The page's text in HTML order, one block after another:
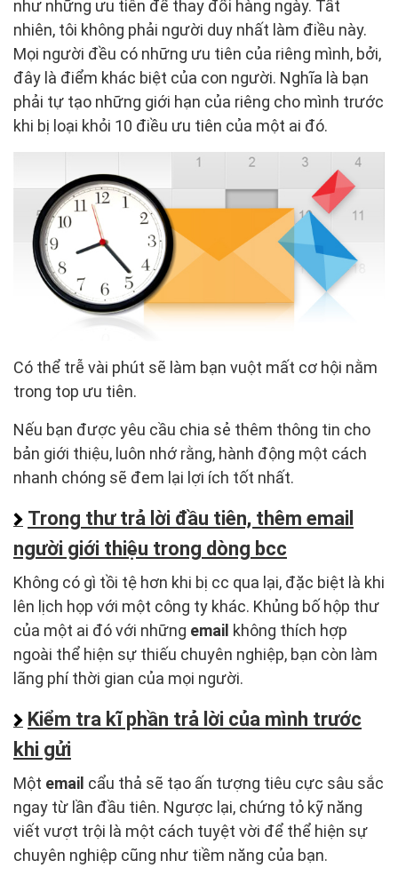
như những ưu tiên để thay đổi hàng ngày. Tất
nhiên, tôi không phải người duy nhất làm điều này.
Mọi người đều có những ưu tiên của riêng mình, bởi,
đây là điểm khác biệt của con người. Nghĩa là bạn
phải tự tạo những giới hạn của riêng cho mình trước
khi bị loại khỏi 10 điều ưu tiên của một ai đó.
Có thể trễ vài phút sẽ làm bạn vuột mất cơ hội nằm
trong top ưu tiên.
Nếu bạn được yêu cầu chia sẻ thêm thông tin cho
bản giới thiệu, luôn nhớ rằng, hành động một cách
nhanh chóng sẽ đem lại lợi ích tốt nhất.
Trong thư trả lời đầu tiên, thêm email
người giới thiệu trong dòng bcc
Không có gì tồi tệ hơn khi bị cc qua lại, đặc biệt là khi
lên lịch họp với một công ty khác. Khủng bố hộp thư
của một ai đó với những email không thích hợp
ngoài thể hiện sự thiếu chuyên nghiệp, bạn còn làm
lãng phí thời gian của mọi người.
Kiểm tra kĩ phần trả lời của mình trước
khi gửi
Một email cẩu thả sẽ tạo ấn tượng tiêu cực sâu sắc
ngay từ lần đầu tiên. Ngược lại, chứng tỏ kỹ năng
viết vượt trội là một cách tuyệt vời để thể hiện sự
chuyên nghiệp cũng như tiềm năng của bạn.